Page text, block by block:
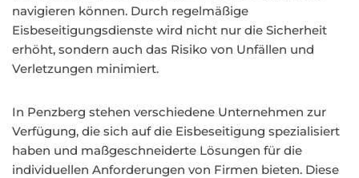
navigieren können. Durch regelmäßige
Eisbeseitigungsdienste wird nicht nur die Sicherheit
erhöht, sondern auch das Risiko von Unfällen und
Verletzungen minimiert.
In Penzberg stehen verschiedene Unternehmen zur
Verfügung, die sich auf die Eisbeseitigung spezialisiert
haben und maßgeschneiderte Lösungen für die
individuellen Anforderungen von Firmen bieten. Diese